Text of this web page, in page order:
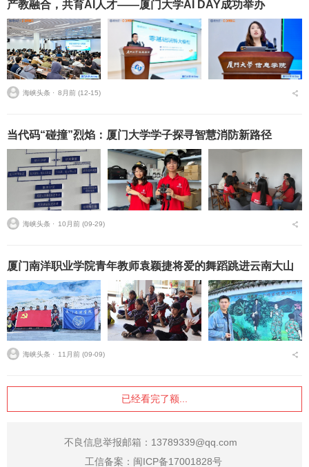
产教融合，共育AI人才——厦门大学AI DAY成功举办
海峡头条 ⋅ 8月前 (12-15)
当代码“碰撞”烈焰：厦门大学学子探寻智慧消防新路径
海峡头条 ⋅ 10月前 (09-29)
厦门南洋职业学院青年教师袁颖捷将爱的舞蹈跳进云南大山
海峡头条 ⋅ 11月前 (09-09)
已经看完了额...
不良信息举报邮箱：13789339@qq.com
工信备案： 闽ICP备17001828号